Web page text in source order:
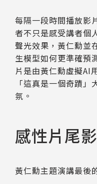
每隔一段時間播放影
者不只是感受講者個
聲光效果，黃仁勳並
生模型如何更準確預
片是由黃仁勳虛擬AI
「這真是一個奇蹟
氛。
感性片尾
黃仁勳主題演講最後